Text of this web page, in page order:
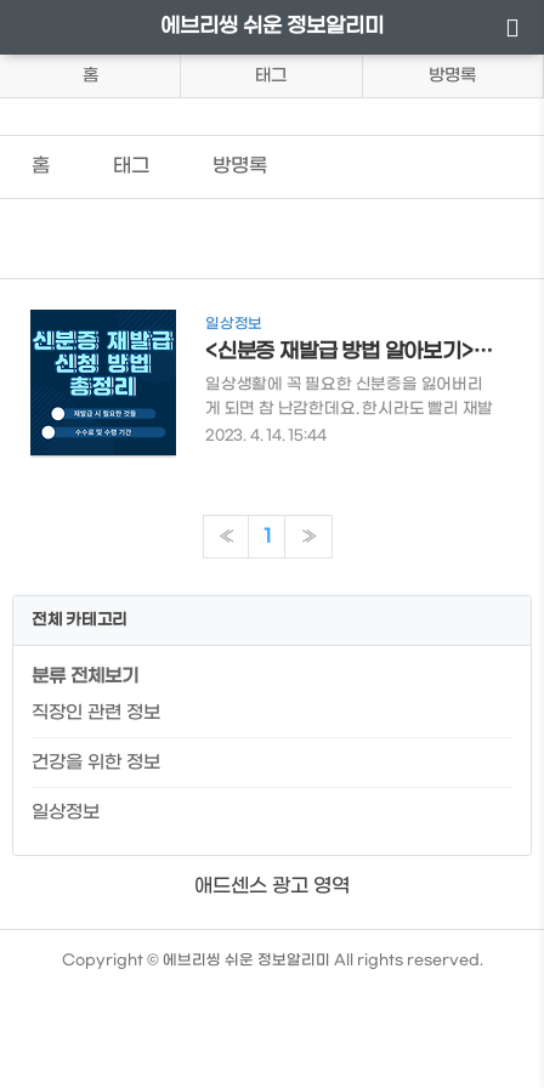
에브리씽 쉬운 정보알리미
홈 태그 방명록
홈 태그 방명록
일상정보
<신분증 재발급 방법 알아보기> 주민등록증 재발급 온라인/오프라인 총정리
일상생활에 꼭 필요한 신분증을 잃어버리
게 되면 참 난감한데요. 한시라도 빨리 재발
급을 받기 위해 필요한 것들을 빠르게 체크
재발급 시 필요한 것들 임시 신분증이란?
신분증 재발급 방문 신청방법 신분증 재발
3.5cm x 4.5cm의 모자 등을 쓰지 않은 상
2023. 4. 14. 15:44
« 1 »
전체 카테고리
분류 전체보기
직장인 관련 정보
건강을 위한 정보
일상정보
애드센스 광고 영역
Copyright © 에브리씽 쉬운 정보알리미 All rights reserved.
TistoryWhaleSkin3.4